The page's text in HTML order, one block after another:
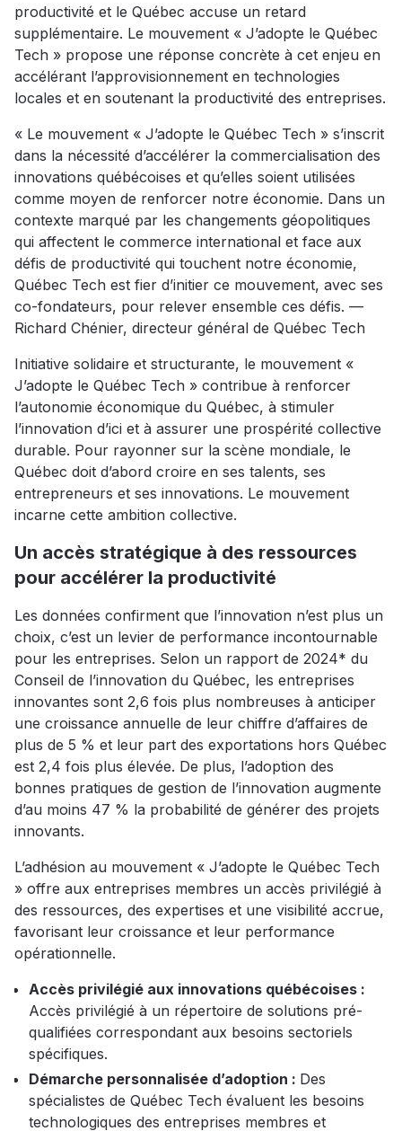
productivité et le Québec accuse un retard
supplémentaire. Le mouvement « J’adopte le Québec
Tech » propose une réponse concrète à cet enjeu en
accélérant l’approvisionnement en technologies
locales et en soutenant la productivité des entreprises.
« Le mouvement « J’adopte le Québec Tech » s’inscrit
dans la nécessité d’accélérer la commercialisation des
innovations québécoises et qu’elles soient utilisées
comme moyen de renforcer notre économie. Dans un
contexte marqué par les changements géopolitiques
qui affectent le commerce international et face aux
défis de productivité qui touchent notre économie,
Québec Tech est fier d’initier ce mouvement, avec ses
co-fondateurs, pour relever ensemble ces défis. —
Richard Chénier, directeur général de Québec Tech
Initiative solidaire et structurante, le mouvement «
J’adopte le Québec Tech » contribue à renforcer
l’autonomie économique du Québec, à stimuler
l’innovation d’ici et à assurer une prospérité collective
durable. Pour rayonner sur la scène mondiale, le
Québec doit d’abord croire en ses talents, ses
entrepreneurs et ses innovations. Le mouvement
incarne cette ambition collective.
Un accès stratégique à des ressources
pour accélérer la productivité
Les données confirment que l’innovation n’est plus un
choix, c’est un levier de performance incontournable
pour les entreprises. Selon un rapport de 2024* du
Conseil de l’innovation du Québec, les entreprises
innovantes sont 2,6 fois plus nombreuses à anticiper
une croissance annuelle de leur chiffre d’affaires de
plus de 5 % et leur part des exportations hors Québec
est 2,4 fois plus élevée. De plus, l’adoption des
bonnes pratiques de gestion de l’innovation augmente
d’au moins 47 % la probabilité de générer des projets
innovants.
L’adhésion au mouvement « J’adopte le Québec Tech
» offre aux entreprises membres un accès privilégié à
des ressources, des expertises et une visibilité accrue,
favorisant leur croissance et leur performance
opérationnelle.
Accès privilégié aux innovations québécoises :
Accès privilégié à un répertoire de solutions pré-
qualifiées correspondant aux besoins sectoriels
spécifiques.
Démarche personnalisée d’adoption : Des
spécialistes de Québec Tech évaluent les besoins
technologiques des entreprises membres et